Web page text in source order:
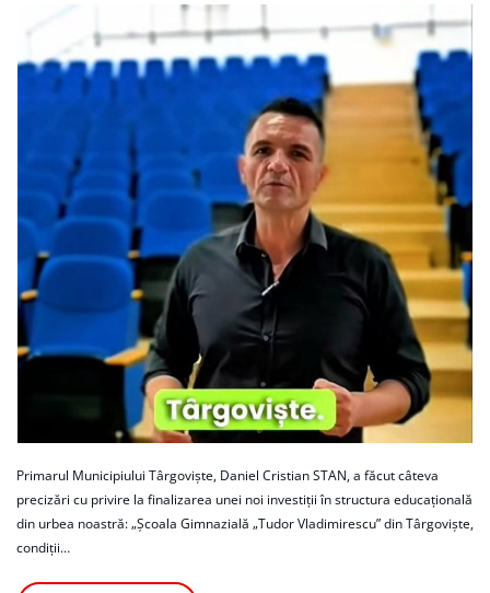
Primarul Municipiului Târgoviște, Daniel Cristian STAN, a făcut câteva
precizări cu privire la finalizarea unei noi investiții în structura educațională
din urbea noastră: „Școala Gimnazială „Tudor Vladimirescu” din Târgoviște,
condiții…